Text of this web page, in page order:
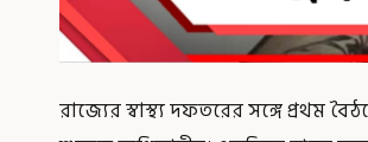
রাজ্যের স্বাস্থ্য দফতরের সঙ্গে প্রথম